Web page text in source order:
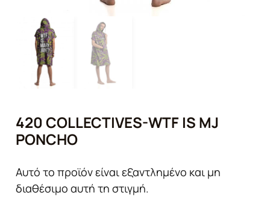
420 COLLECTIVES-WTF IS MJ
PONCHO
Αυτό το προϊόν είναι εξαντλημένο και μη
διαθέσιμο αυτή τη στιγμή.